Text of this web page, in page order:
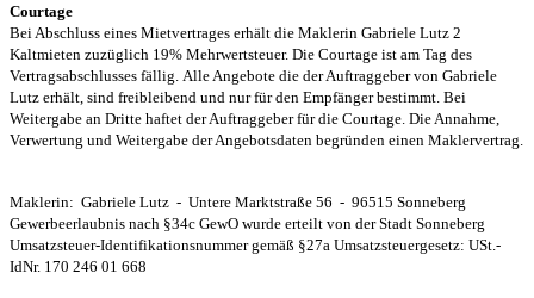
Courtage
Bei Abschluss eines Mietvertrages erhält die Maklerin Gabriele Lutz 2
Kaltmieten zuzüglich 19% Mehrwertsteuer. Die Courtage ist am Tag des
Vertragsabschlusses fällig. Alle Angebote die der Auftraggeber von Gabriele
Lutz erhält, sind freibleibend und nur für den Empfänger bestimmt. Bei
Weitergabe an Dritte haftet der Auftraggeber für die Courtage. Die Annahme,
Verwertung und Weitergabe der Angebotsdaten begründen einen Maklervertrag.
Maklerin: Gabriele Lutz - Untere Marktstraße 56 - 96515 Sonneberg
Gewerbeerlaubnis nach §34c GewO wurde erteilt von der Stadt Sonneberg
Umsatzsteuer-Identifikationsnummer gemäß §27a Umsatzsteuergesetz: USt.-
IdNr. 170 246 01 668